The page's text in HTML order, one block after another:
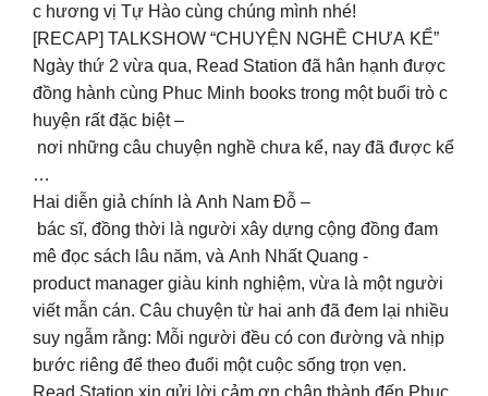
c hương vị Tự Hào cùng chúng mình nhé!
[RECAP] TALKSHOW “CHUYỆN NGHỀ CHƯA KỂ”
Ngày thứ 2 vừa qua, Read Station đã hân hạnh được
đồng hành cùng Phuc Minh books trong một buổi trò c
huyện rất đặc biệt –
nơi những câu chuyện nghề chưa kể, nay đã được kể
…
Hai diễn giả chính là Anh Nam Đỗ –
bác sĩ, đồng thời là người xây dựng cộng đồng đam
mê đọc sách lâu năm, và Anh Nhất Quang -
product manager giàu kinh nghiệm, vừa là một người
viết mẫn cán. Câu chuyện từ hai anh đã đem lại nhiều
suy ngẫm rằng: Mỗi người đều có con đường và nhịp
bước riêng để theo đuổi một cuộc sống trọn vẹn.
Read Station xin gửi lời cảm ơn chân thành đến Phuc